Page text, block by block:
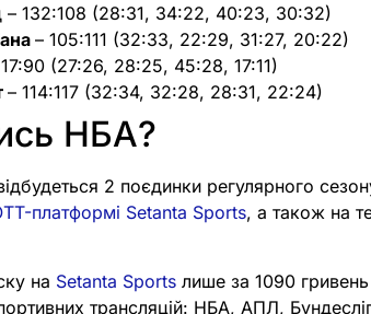
– 132:108 (28:31, 34:22, 40:23, 30:32)
– 105:111 (32:33, 22:29, 31:27, 20:22)
(27:26, 28:25, 45:28, 17:11)
– 114:117 (32:34, 32:28, 28:31, 22:24)
НБА?
2 поєдинки регулярного
платформі Setanta Sports, а також на
на Setanta Sports лише за 1090
трансляцій: НБА, АПЛ,